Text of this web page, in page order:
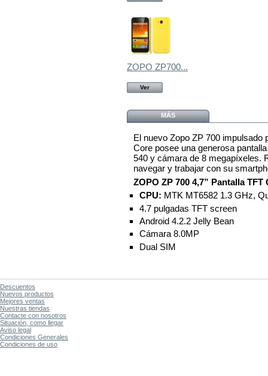
ZOPO ZP700...
Ver
MÁS
El nuevo Zopo ZP 700
Core posee una generosa
540 y cámara de 8 megapíxeles.
navegar y trabajar con su
ZOPO ZP 700 4,7” Pantalla
CPU: MTK MT6582 1.3 GHz,
4.7 pulgadas TFT screen
Android 4.2.2 Jelly Bean
Cámara 8.0MP
Dual SIM
Descuentos
Nuevos productos
Mejores ventas
Nuestras tiendas
Contacte con nosotros
Situación, como llegar
Aviso legal
Condiciones Generales
Condiciones de uso